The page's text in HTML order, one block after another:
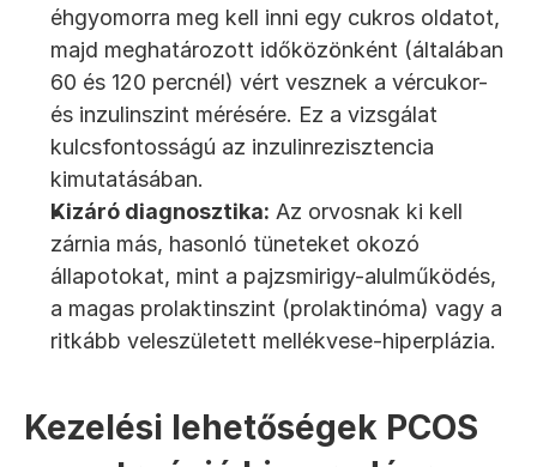
éhgyomorra meg kell inni egy cukros oldatot,
majd meghatározott időközönként (általában
60 és 120 percnél) vért vesznek a vércukor-
és inzulinszint mérésére. Ez a vizsgálat
kulcsfontosságú az inzulinrezisztencia
kimutatásában.
Kizáró diagnosztika: Az orvosnak ki kell
zárnia más, hasonló tüneteket okozó
állapotokat, mint a pajzsmirigy-alulműködés,
a magas prolaktinszint (prolaktinóma) vagy a
ritkább veleszületett mellékvese-hiperplázia.
Kezelési lehetőségek PCOS